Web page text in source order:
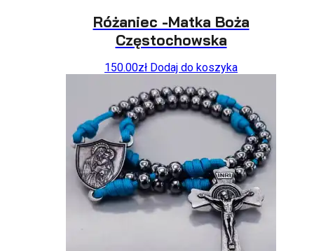
Różaniec -Matka Boża
Częstochowska
150.00zł Dodaj do koszyka